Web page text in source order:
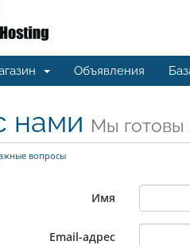
Объявления
нами Мы
вопросы
Имя
Email-адрес